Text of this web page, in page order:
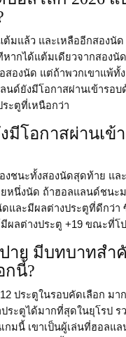
มแล้ว และเหลืออีกสองนัด
ากได้แต้มเดียวจากสองนั
สองนัด แต่ถ้าพวกเขาแพ้ทั้
นด์ยังมีโอกาสผ่านเข้ารอ
ะตูที่เหนือกว่า
มีโอกาสผ่านเข้
งชนะทั้งสองนัดสุดท้าย แล
ยหนึ่งนัด ถ้าฮอลแลนด์ชนะ
และมีผลต่างประตูที่ดีกว่า
มีผลต่างประตู +19 ขณะที่โ
ปาย มีบทบาทส
กนี้?
12 ประตูในรอบคัดเลือก ม
ระตูได้มากที่สุดในยุโรป
กมนี้ เขาเป็นผู้เล่นที่ฮอลแ